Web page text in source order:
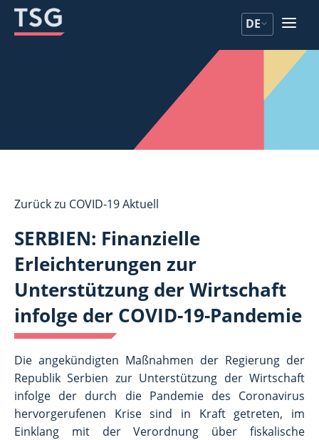
Zum
Inhalt
Zum
Inhalt
DE
Zurück zu COVID-19 Aktuell
SERBIEN: Finanzielle
Erleichterungen zur
Unterstützung der Wirtschaft
infolge der COVID-19-Pandemie
Die angekündigten Maßnahmen der Regierung der
Republik Serbien zur Unterstützung der Wirtschaft
infolge der durch die Pandemie des Coronavirus
hervorgerufenen Krise sind in Kraft getreten, im
Einklang mit der Verordnung über fiskalische